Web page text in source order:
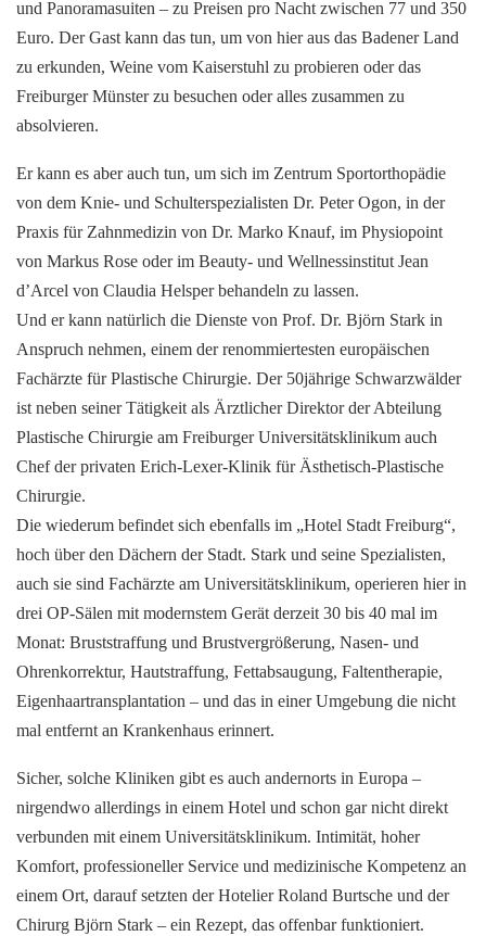
und Panoramasuiten – zu Preisen pro Nacht zwischen 77 und 350
Euro. Der Gast kann das tun, um von hier aus das Badener Land
zu erkunden, Weine vom Kaiserstuhl zu probieren oder das
Freiburger Münster zu besuchen oder alles zusammen zu
absolvieren.
Er kann es aber auch tun, um sich im Zentrum Sportorthopädie
von dem Knie- und Schulterspezialisten Dr. Peter Ogon, in der
Praxis für Zahnmedizin von Dr. Marko Knauf, im Physiopoint
von Markus Rose oder im Beauty- und Wellnessinstitut Jean
d’Arcel von Claudia Helsper behandeln zu lassen.
Und er kann natürlich die Dienste von Prof. Dr. Björn Stark in
Anspruch nehmen, einem der renommiertesten europäischen
Fachärzte für Plastische Chirurgie. Der 50jährige Schwarzwälder
ist neben seiner Tätigkeit als Ärztlicher Direktor der Abteilung
Plastische Chirurgie am Freiburger Universitätsklinikum auch
Chef der privaten Erich-Lexer-Klinik für Ästhetisch-Plastische
Chirurgie.
Die wiederum befindet sich ebenfalls im „Hotel Stadt Freiburg“,
hoch über den Dächern der Stadt. Stark und seine Spezialisten,
auch sie sind Fachärzte am Universitätsklinikum, operieren hier in
drei OP-Sälen mit modernstem Gerät derzeit 30 bis 40 mal im
Monat: Bruststraffung und Brustvergrößerung, Nasen- und
Ohrenkorrektur, Hautstraffung, Fettabsaugung, Faltentherapie,
Eigenhaartransplantation – und das in einer Umgebung die nicht
mal entfernt an Krankenhaus erinnert.
Sicher, solche Kliniken gibt es auch andernorts in Europa –
nirgendwo allerdings in einem Hotel und schon gar nicht direkt
verbunden mit einem Universitätsklinikum. Intimität, hoher
Komfort, professioneller Service und medizinische Kompetenz an
einem Ort, darauf setzten der Hotelier Roland Burtsche und der
Chirurg Björn Stark – ein Rezept, das offenbar funktioniert.